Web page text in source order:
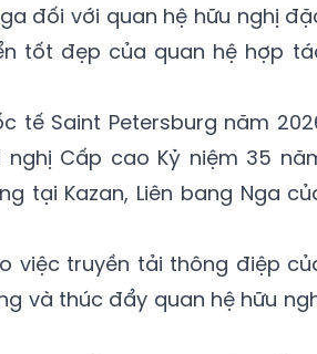
đối với quan hệ hữu nghị
tốt đẹp của quan hệ hợp
tế Saint Petersburg năm
Cấp cao Kỷ niệm 35
tại Kazan, Liên bang Nga
việc truyền tải thông điệp
và thúc đẩy quan hệ hữu